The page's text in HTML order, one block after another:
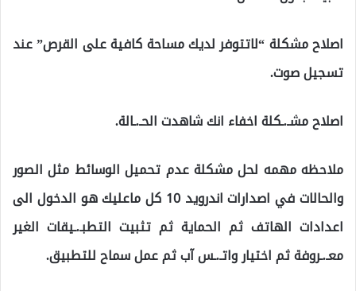
اصلاح مشكلة “لاتتوفر لديك مساحة كافية على القرص” عند
تسجيل صوت.
اصلاح مشـ.ـكلة اخفاء انك شاهدت الحـ.ـالة.
ملاحظه مهمه لحل مشكلة عدم تحميل الوسائط مثل الصور
والحالات في اصدارات اندرويد 10 كل ماعليك هو الدخول الى
اعدادات الهاتف ثم الحماية ثم تثبيت التطبـ.ـيقات الغير
معـ.ـروفة ثم اختيار واتـ.ـس آب ثم عمل سماح للتطبيق.